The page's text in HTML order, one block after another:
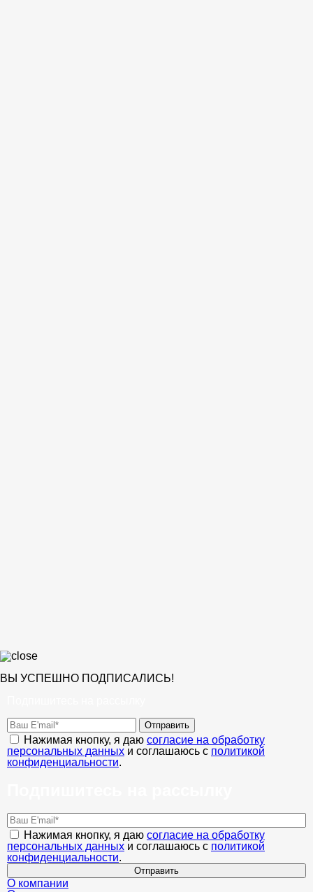
ВЫ УСПЕШНО ПОДПИСАЛИСЬ!
Отправить
Нажимая кнопку, я даю согласие на обработку
персональных данных и соглашаюсь с политикой
конфиденциальности.
Нажимая кнопку, я даю согласие на обработку
персональных данных и соглашаюсь с политикой
конфиденциальности.
Отправить
О компании